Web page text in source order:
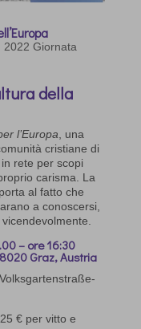
2022 Giornata
della
l’Europa , una
cristiane di
rete per scopi
carisma. La
al fatto che
a conoscersi,
– ore 16:30
Graz, Austria
€ per vitto e